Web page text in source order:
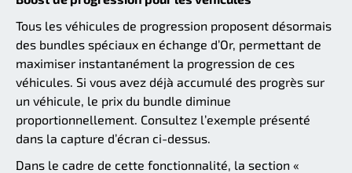
Tous les véhicules de progression proposent désormais
des bundles spéciaux en échange d’Or, permettant de
maximiser instantanément la progression de ces
véhicules. Si vous avez déjà accumulé des progrès sur
un véhicule, le prix du bundle diminue
proportionnellement. Consultez l’exemple présenté
dans la capture d’écran ci-dessus.
Dans le cadre de cette fonctionnalité, la section «